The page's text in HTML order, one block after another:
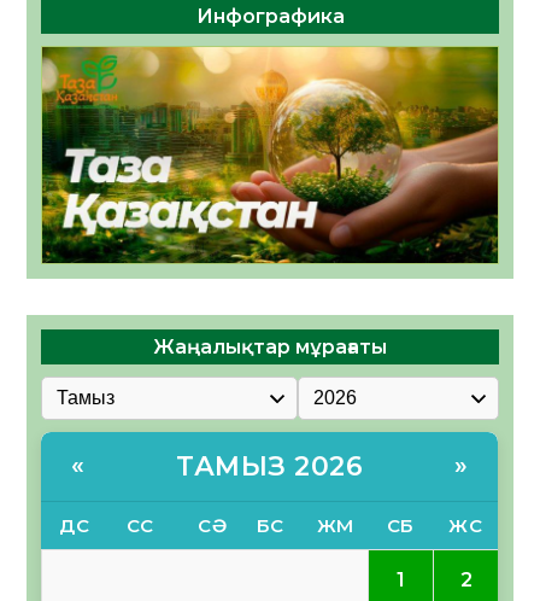
Инфографика
Жаңалықтар мұрағаты
« ТАМЫЗ 2026 »
ДС СС СӘ БС ЖМ СБ ЖС
1 2